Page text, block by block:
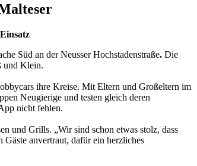
Süd an der Neusser Hochstadenstraße. Die
und Klein.
ihre Kreise. Mit Eltern und Großeltern im
Neugierige und testen gleich deren
nicht fehlen.
und Grills. „Wir sind schon etwas stolz, dass
anvertraut, dafür ein herzliches